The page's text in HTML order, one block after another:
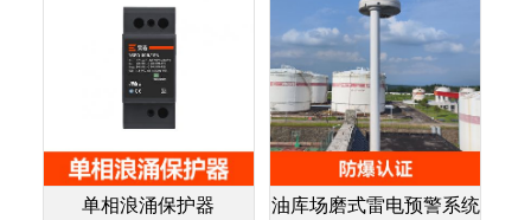
单相浪涌保护器 油库场磨式雷电预警系统